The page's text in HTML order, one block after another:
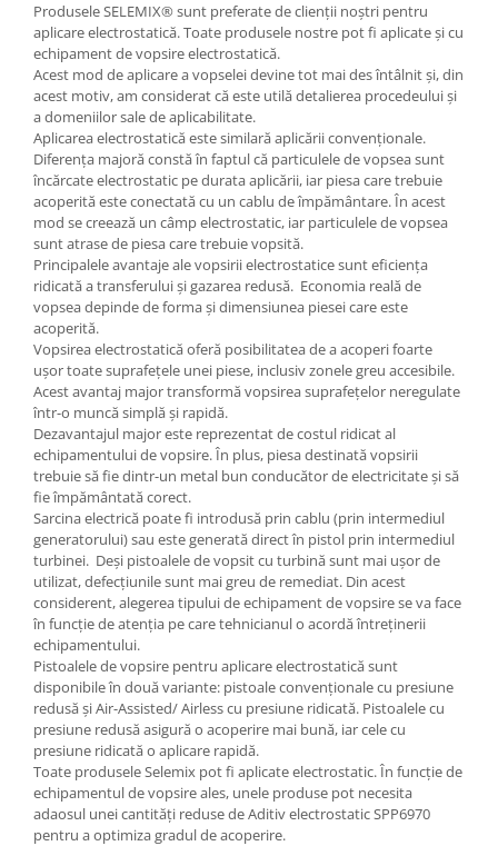
Vopsea industriala
Intaritor vopsea 2K
Vopsea Spray
2.10 LAC AUTO
Lac auto MS
Lac auto HS
Lac auto UHS
Lac auto Ceramic
Lac auto Mat
Lac auto Retus
Agent de matuire
INTRETINERE CABINE VOPSIT
Pereti cabinei
2.11 CORECTIE VOPSEA
Indepartat impuritati
Reconditionat suprafete
2.12 POLISHARE
Pasta polish
Bureti Trizact
Bureti polish
Lavete polish
Faruri
2.13 REPARATIE PIELE
2.14 ORGANIZARE ATELIER
2.15 Detailing Auto
Produsele SELEMIX® sunt preferate de clienții noștri pentru
aplicare electrostatică. Toate produsele nostre pot fi aplicate și cu
echipament de vopsire electrostatică.
Acest mod de aplicare a vopselei devine tot mai des întâlnit și, din
acest motiv, am considerat că este utilă detalierea procedeului și
a domeniilor sale de aplicabilitate.
Aplicarea electrostatică este similară aplicării convenționale.
Diferența majoră constă în faptul că particulele de vopsea sunt
încărcate electrostatic pe durata aplicării, iar piesa care trebuie
acoperită este conectată cu un cablu de împământare. În acest
mod se creează un câmp electrostatic, iar particulele de vopsea
sunt atrase de piesa care trebuie vopsită.
Principalele avantaje ale vopsirii electrostatice sunt eficiența
ridicată a transferului și gazarea redusă. Economia reală de
vopsea depinde de forma și dimensiunea piesei care este
acoperită.
Vopsirea electrostatică oferă posibilitatea de a acoperi foarte
ușor toate suprafețele unei piese, inclusiv zonele greu accesibile.
Acest avantaj major transformă vopsirea suprafețelor neregulate
într-o muncă simplă și rapidă.
Dezavantajul major este reprezentat de costul ridicat al
echipamentului de vopsire. În plus, piesa destinată vopsirii
trebuie să fie dintr-un metal bun conducător de electricitate și să
fie împământată corect.
Sarcina electrică poate fi introdusă prin cablu (prin intermediul
generatorului) sau este generată direct în pistol prin intermediul
turbinei. Deși pistoalele de vopsit cu turbină sunt mai ușor de
utilizat, defecțiunile sunt mai greu de remediat. Din acest
considerent, alegerea tipului de echipament de vopsire se va face
în funcție de atenția pe care tehnicianul o acordă întreținerii
echipamentului.
Pistoalele de vopsire pentru aplicare electrostatică sunt
disponibile în două variante: pistoale convenționale cu presiune
redusă și Air-Assisted/ Airless cu presiune ridicată. Pistoalele cu
presiune redusă asigură o acoperire mai bună, iar cele cu
presiune ridicată o aplicare rapidă.
Toate produsele Selemix pot fi aplicate electrostatic. În funcție de
echipamentul de vopsire ales, unele produse pot necesita
adaosul unei cantități reduse de Aditiv electrostatic SPP6970
pentru a optimiza gradul de acoperire.